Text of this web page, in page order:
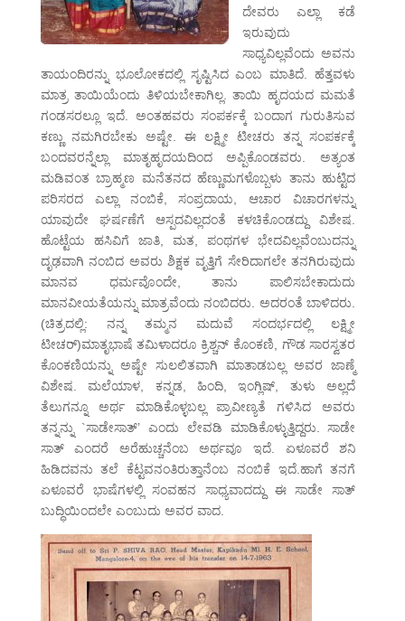
ದೇವರು ಎಲ್ಲಾ ಕಡೆ
ಇರುವುದು
ಸಾಧ್ಯವಿಲ್ಲವೆಂದು ಅವನು
ತಾಯಂದಿರನ್ನು ಭೂಲೋಕದಲ್ಲಿ ಸೃಷ್ಟಿಸಿದ ಎಂಬ ಮಾತಿದೆ. ಹೆತ್ತವಳು
ಮಾತ್ರ ತಾಯಿಯೆಂದು ತಿಳಿಯಬೇಕಾಗಿಲ್ಲ. ತಾಯಿ ಹೃದಯದ ಮಮತೆ
ಗಂಡಸರಲ್ಲೂ ಇದೆ. ಅಂತಹವರು ಸಂಪರ್ಕಕ್ಕೆ ಬಂದಾಗ ಗುರುತಿಸುವ
ಕಣ್ಣು ನಮಗಿರಬೇಕು ಅಷ್ಟೇ. ಈ ಲಕ್ಷ್ಮೀ ಟೀಚರು ತನ್ನ ಸಂಪರ್ಕಕ್ಕೆ
ಬಂದವರನ್ನೆಲ್ಲಾ ಮಾತೃಹೃದಯದಿಂದ ಅಪ್ಪಿಕೊಂಡವರು. ಅತ್ಯಂತ
ಮಡಿವಂತ ಬ್ರಾಹ್ಮಣ ಮನೆತನದ ಹೆಣ್ಣುಮಗಳೊಬ್ಬಳು ತಾನು ಹುಟ್ಟಿದ
ಪರಿಸರದ ಎಲ್ಲಾ ನಂಬಿಕೆ, ಸಂಪ್ರದಾಯ, ಆಚಾರ ವಿಚಾರಗಳನ್ನು
ಯಾವುದೇ ಘರ್ಷಣೆಗೆ ಆಸ್ಪದವಿಲ್ಲದಂತೆ ಕಳಚಿಕೊಂಡದ್ದು ವಿಶೇಷ.
ಹೊಟ್ಟೆಯ ಹಸಿವಿಗೆ ಜಾತಿ, ಮತ, ಪಂಥಗಳ ಭೇದವಿಲ್ಲವೆಂಬುದನ್ನು
ದೃಢವಾಗಿ ನಂಬಿದ ಅವರು ಶಿಕ್ಷಕ ವೃತ್ತಿಗೆ ಸೇರಿದಾಗಲೇ ತನಗಿರುವುದು
ಮಾನವ ಧರ್ಮವೊಂದೇ, ತಾನು ಪಾಲಿಸಬೇಕಾದುದು
ಮಾನವೀಯತೆಯನ್ನು ಮಾತ್ರವೆಂದು ನಂಬಿದರು. ಅದರಂತೆ ಬಾಳಿದರು.
(ಚಿತ್ರದಲ್ಲಿ: ನನ್ನ ತಮ್ಮನ ಮದುವೆ ಸಂದರ್ಭದಲ್ಲಿ ಲಕ್ಷ್ಮೀ
ಟೀಚರ್)ಮಾತೃಭಾಷೆ ತಮಿಳಾದರೂ ಕ್ರಿಶ್ಚನ್ ಕೊಂಕಣಿ, ಗೌಡ ಸಾರಸ್ವತರ
ಕೊಂಕಣಿಯನ್ನು ಅಷ್ಟೇ ಸುಲಲಿತವಾಗಿ ಮಾತಾಡಬಲ್ಲ ಅವರ ಜಾಣ್ಮೆ
ವಿಶೇಷ. ಮಲೆಯಾಳ, ಕನ್ನಡ, ಹಿಂದಿ, ಇಂಗ್ಲಿಷ್, ತುಳು ಅಲ್ಲದೆ
ತೆಲುಗನ್ನೂ ಅರ್ಥ ಮಾಡಿಕೊಳ್ಳಬಲ್ಲ ಪ್ರಾವೀಣ್ಯತೆ ಗಳಿಸಿದ ಅವರು
ತನ್ನನ್ನು `ಸಾಡೇಸಾತ್’ ಎಂದು ಲೇವಡಿ ಮಾಡಿಕೊಳ್ಳುತ್ತಿದ್ದರು. ಸಾಡೇ
ಸಾತ್ ಎಂದರೆ ಅರೆಹುಚ್ಚನೆಂಬ ಅರ್ಥವೂ ಇದೆ. ಏಳೂವರೆ ಶನಿ
ಹಿಡಿದವನು ತಲೆ ಕೆಟ್ಟವನಂತಿರುತ್ತಾನೆಂಬ ನಂಬಿಕೆ ಇದೆ.ಹಾಗೆ ತನಗೆ
ಏಳೂವರೆ ಭಾಷೆಗಳಲ್ಲಿ ಸಂವಹನ ಸಾಧ್ಯವಾದದ್ದು ಈ ಸಾಡೇ ಸಾತ್
ಬುದ್ಧಿಯಿಂದಲೇ ಎಂಬುದು ಅವರ ವಾದ.